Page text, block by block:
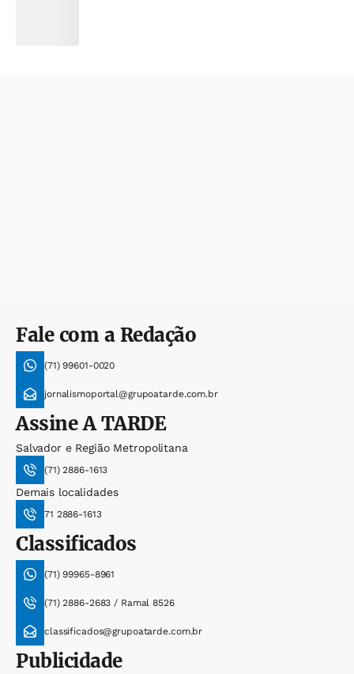
Fale com a Redação
(71) 99601-0020
jornalismoportal@grupoatarde.com.br
AssineA TARDE
Salvador e Região Metropolitana
(71) 2886-1613
Demais localidades
71 2886-1613
Classificados
(71) 99965-8961
(71) 2886-2683 / Ramal 8526
classificados@grupoatarde.com.br
Publicidade